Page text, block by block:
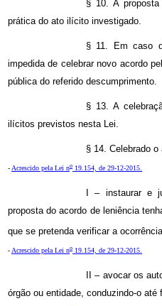
§ 10. A
prática do ato ilícito investigado.
§ 11. Em caso
impedida de celebrar novo acordo
pública do referido descumprimento.
§ 13. A
ilícitos previstos nesta Lei.
§ 14. Celebrado
- Acrescido pela Lei no 19.154, de 29-12-2015.
I – instaurar e
proposta do acordo de leniência
que se pretenda verificar a
-Acrescido pela Lei no 19.154, de 29-12-2015.
II – avocar os
órgão ou entidade, conduzindo-o até